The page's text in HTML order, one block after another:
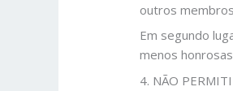
outros
Em segundo
menos
4. NÃO